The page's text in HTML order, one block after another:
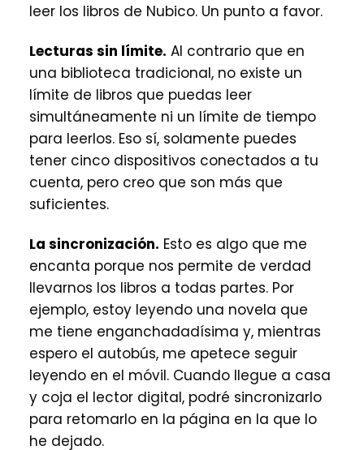
leer los libros de Nubico. Un punto a favor.
Lecturas sin límite. Al contrario que en
una biblioteca tradicional, no existe un
límite de libros que puedas leer
simultáneamente ni un límite de tiempo
para leerlos. Eso sí, solamente puedes
tener cinco dispositivos conectados a tu
cuenta, pero creo que son más que
suficientes.
La sincronización. Esto es algo que me
encanta porque nos permite de verdad
llevarnos los libros a todas partes. Por
ejemplo, estoy leyendo una novela que
me tiene enganchadadísima y, mientras
espero el autobús, me apetece seguir
leyendo en el móvil. Cuando llegue a casa
y coja el lector digital, podré sincronizarlo
para retomarlo en la página en la que lo
he dejado.